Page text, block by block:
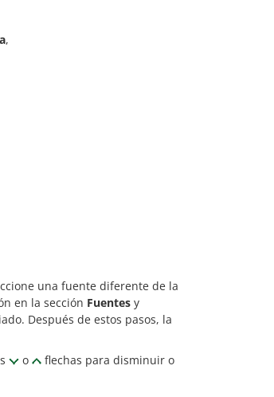
,
una fuente diferente de la
en la sección Fuentes y
Después de estos pasos, la
o
flechas para disminuir o